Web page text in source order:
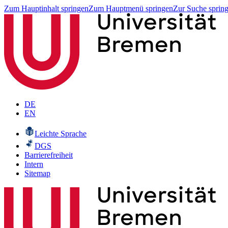
Zum Hauptinhalt springenZum Hauptmenü springenZur Suche
DE
EN
Leichte Sprache
DGS
Barrierefreiheit
Intern
Sitemap